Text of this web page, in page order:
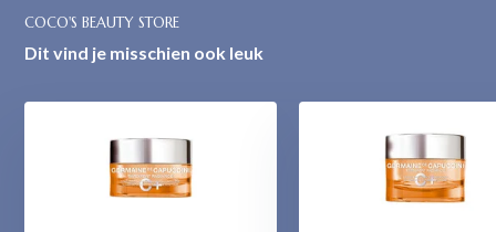
COCO'S BEAUTY STORE
Dit vind je misschien ook leuk